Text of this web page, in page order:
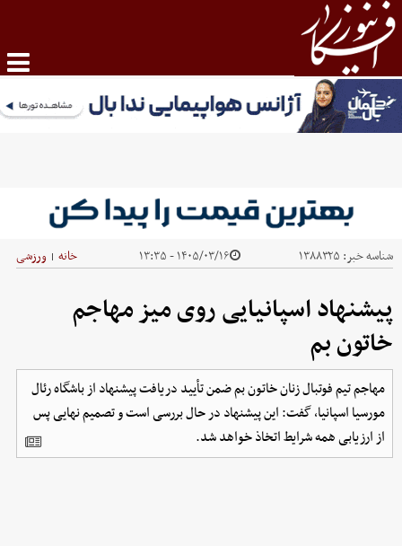
شناسه خبر: ۱۳۸۸۳۲۵ ۱۴۰۵/۰۳/۱۶ - ۱۳:۳۵ خانه | ورزشی
پیشنهاد اسپانیایی روی میز مهاجم
خاتون بم
مهاجم تیم فوتبال زنان خاتون بم ضمن تأیید دریافت پیشنهاد از باشگاه رئال
مورسیا اسپانیا، گفت: این پیشنهاد در حال بررسی است و تصمیم نهایی پس
از ارزیابی همه شرایط اتخاذ خواهد شد.